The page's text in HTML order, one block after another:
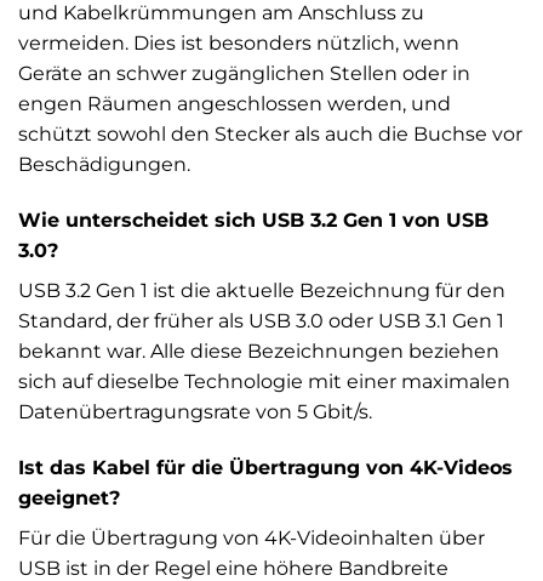
und Kabelkrümmungen am Anschluss zu
vermeiden. Dies ist besonders nützlich, wenn
Geräte an schwer zugänglichen Stellen oder in
engen Räumen angeschlossen werden, und
schützt sowohl den Stecker als auch die Buchse vor
Beschädigungen.
Wie unterscheidet sich USB 3.2 Gen 1 von USB
3.0?
USB 3.2 Gen 1 ist die aktuelle Bezeichnung für den
Standard, der früher als USB 3.0 oder USB 3.1 Gen 1
bekannt war. Alle diese Bezeichnungen beziehen
sich auf dieselbe Technologie mit einer maximalen
Datenübertragungsrate von 5 Gbit/s.
Ist das Kabel für die Übertragung von 4K-Videos
geeignet?
Für die Übertragung von 4K-Videoinhalten über
USB ist in der Regel eine höhere Bandbreite